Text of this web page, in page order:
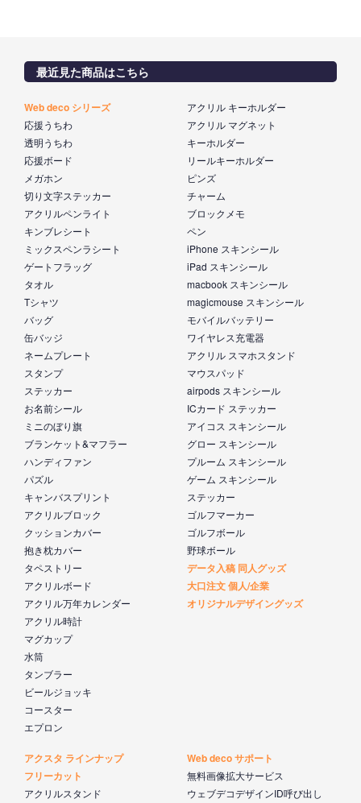
最近見た商品はこちら
Web deco シリーズ
応援うちわ
透明うちわ
応援ボード
メガホン
切り文字ステッカー
アクリルペンライト
キンブレシート
ミックスペンラシート
ゲートフラッグ
タオル
Tシャツ
バッグ
缶バッジ
ネームプレート
スタンプ
ステッカー
お名前シール
ミニのぼり旗
ブランケット&マフラー
ハンディファン
パズル
キャンバスプリント
アクリルブロック
クッションカバー
抱き枕カバー
タペストリー
アクリルボード
アクリル万年カレンダー
アクリル時計
マグカップ
水筒
タンブラー
ビールジョッキ
コースター
エプロン
アクリル キーホルダー
アクリル マグネット
キーホルダー
リールキーホルダー
ピンズ
チャーム
ブロックメモ
ペン
iPhone スキンシール
iPad スキンシール
macbook スキンシール
magicmouse スキンシール
モバイルバッテリー
ワイヤレス充電器
アクリル スマホスタンド
マウスパッド
airpods スキンシール
ICカード ステッカー
アイコス スキンシール
グロー スキンシール
プルーム スキンシール
ゲーム スキンシール
ステッカー
ゴルフマーカー
ゴルフボール
野球ボール
データ入稿 同人グッズ
大口注文 個人/企業
オリジナルデザイングッズ
アクスタ ラインナップ
フリーカット
アクリルスタンド
Web deco サポート
無料画像拡大サービス
ウェブデコデザインID呼び出し